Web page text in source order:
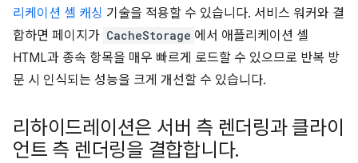
리케이션 셸 캐싱 기술을 적용할 수 있습니다. 서비스 워커와 결
합하면 페이지가 CacheStorage 에서 애플리케이션 셸
HTML과 종속 항목을 매우 빠르게 로드할 수 있으므로 반복 방
문 시 인식되는 성능을 크게 개선할 수 있습니다.
리하이드레이션은 서버 측 렌더링과 클라이
언트 측 렌더링을 결합합니다.